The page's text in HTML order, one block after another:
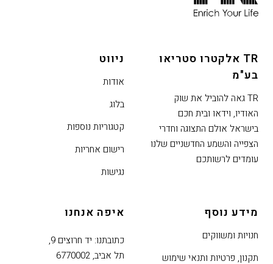
ללחוץ
לדלג
לאזור
הבא
TR אלקטרו סטריאו
בע"מ
TR גאה להוביל את שוק
האודיו, וידאו ובית חכם
בישראל אולם התצוגה וחדרי
הצפייה והשמע החדשניים שלנו
עומדים לרשותכם
ניווט
אודות
בלוג
קטגוריות נוספות
רישום אחריות
נגישות
מידע נוסף
חנויות ומשווקים
תקנון, פרטיות ותנאי שימוש
איפה אנחנו
כתובתנו: יד חרוצים 9,
תל אביב, 6770002